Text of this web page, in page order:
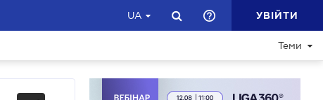
UA УВІЙТИ
Теми